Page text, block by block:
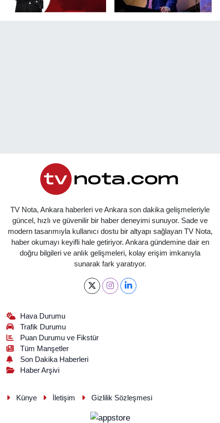
TV Nota, Ankara haberleri ve Ankara son dakika gelişmeleriyle
güncel, hızlı ve güvenilir bir haber deneyimi sunuyor. Sade ve
modern tasarımıyla kullanıcı dostu bir altyapı sağlayan TV Nota,
haber okumayı keyifli hale getiriyor. Ankara gündemine dair en
doğru bilgileri ve anlık gelişmeleri, kolay erişim imkanıyla
sunarak fark yaratıyor.
Hava Durumu
Trafik Durumu
Puan Durumu ve Fikstür
Tüm Manşetler
Son Dakika Haberleri
Haber Arşivi
Künye İletişim Gizlilik Sözleşmesi